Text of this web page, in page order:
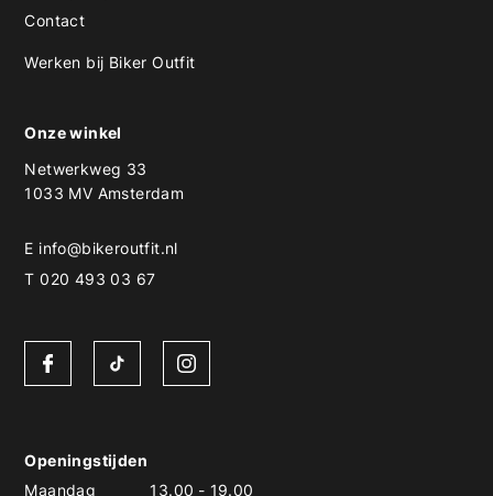
Contact
Werken bij Biker Outfit
Onze winkel
Netwerkweg 33
1033 MV Amsterdam
E info@bikeroutfit.nl
T 020 493 03 67
Openingstijden
Maandag
13.00 - 19.00